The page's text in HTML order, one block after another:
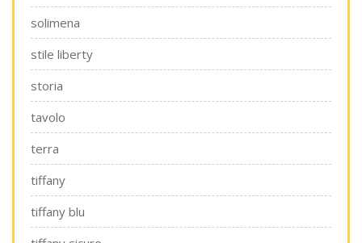
solimena
stile liberty
storia
tavolo
terra
tiffany
tiffany blu